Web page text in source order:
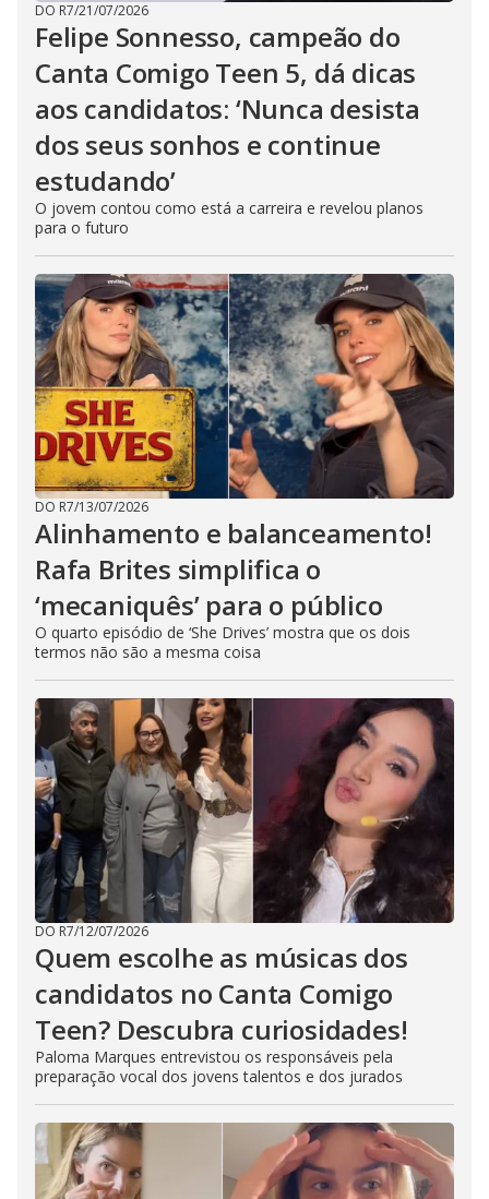
DO R7/21/07/2026
Felipe Sonnesso, campeão do
Canta Comigo Teen 5, dá dicas
aos candidatos: ‘Nunca desista
dos seus sonhos e continue
estudando’
O jovem contou como está a carreira e revelou planos
para o futuro
DO R7/13/07/2026
Alinhamento e balanceamento!
Rafa Brites simplifica o
‘mecaniquês’ para o público
O quarto episódio de ‘She Drives’ mostra que os dois
termos não são a mesma coisa
DO R7/12/07/2026
Quem escolhe as músicas dos
candidatos no Canta Comigo
Teen? Descubra curiosidades!
Paloma Marques entrevistou os responsáveis pela
preparação vocal dos jovens talentos e dos jurados